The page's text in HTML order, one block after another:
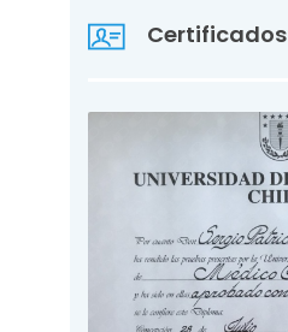
Certificados